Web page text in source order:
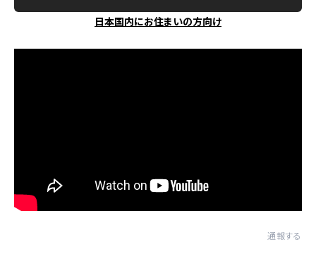
日本国内にお住まいの方向け
通報する